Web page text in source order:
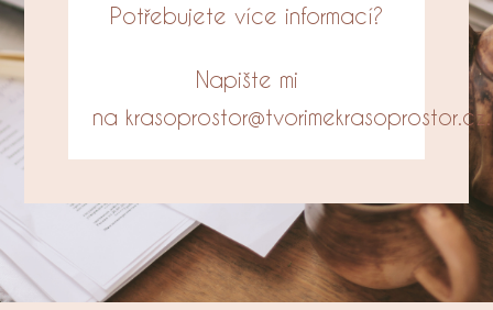
Potřebujete více informací?
Napište mi
na krasoprostor@tvorimekrasoprostor.cz.